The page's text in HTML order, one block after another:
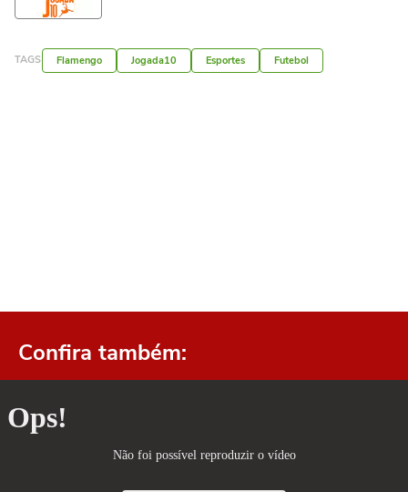
TAGS Flamengo Jogada10 Esportes Futebol
Confira também: